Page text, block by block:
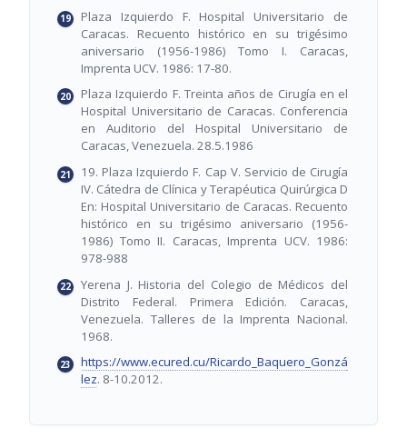
Plaza Izquierdo F. Hospital Universitario de
Caracas. Recuento histórico en su trigésimo
aniversario (1956-1986) Tomo I. Caracas,
Imprenta UCV. 1986: 17-80.
Plaza Izquierdo F. Treinta años de Cirugía en el
Hospital Universitario de Caracas. Conferencia
en Auditorio del Hospital Universitario de
Caracas, Venezuela. 28.5.1986
19. Plaza Izquierdo F. Cap V. Servicio de Cirugía
IV. Cátedra de Clínica y Terapéutica Quirúrgica D
En: Hospital Universitario de Caracas. Recuento
histórico en su trigésimo aniversario (1956-
1986) Tomo II. Caracas, Imprenta UCV. 1986:
978-988
Yerena J. Historia del Colegio de Médicos del
Distrito Federal. Primera Edición. Caracas,
Venezuela. Talleres de la Imprenta Nacional.
1968.
https://www.ecured.cu/Ricardo_Baquero_Gonzá
lez. 8-10.2012.